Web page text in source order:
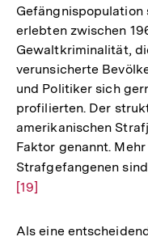
Gefängnispopulation
erlebten zwischen
Gewaltkriminalität,
verunsicherte
und Politiker sich
profilierten. Der
amerikanischen
Faktor genannt.
Strafgefangenen
[19]
Als eine